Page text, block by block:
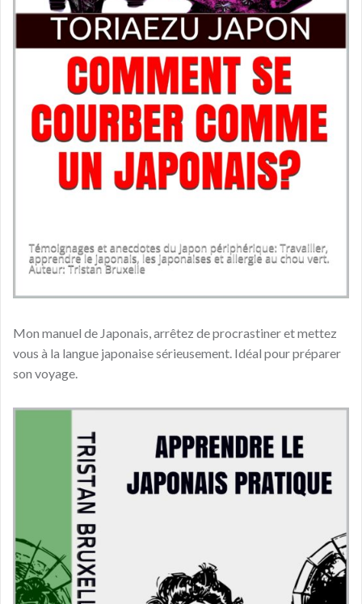
Mon manuel de Japonais, arrêtez de procrastiner et mettez
vous à la langue japonaise sérieusement. Idéal pour préparer
son voyage.